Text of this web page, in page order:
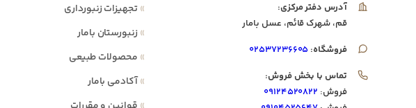
»تجهیزات زنبورداری
»زنبورستان بامار
» محصولات طبیعی
»آکادمی بامار
آدرس دفتر مرکزی:
قم، شهرک قائم، عسل بامار
فروشگاه: ۰۲۵۳۷۲۳۶۶۰۵
تماس با بخش فروش:
فروش: ۰۹۱۲۴۵۲۰۸۲۲